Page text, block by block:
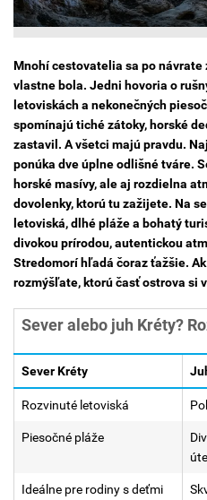
Mnohí cestovatelia sa po návrate
vlastne bola. Jedni hovoria o
letoviskách a nekonečných
spomínajú tiché zátoky, horské
zastavil. A všetci majú pravdu.
ponúka dve úplne odlišné tváre.
horské masívy, ale aj rozdielna
dovolenky, ktorú tu zažijete. Na
letoviská, dlhé pláže a bohatý
divokou prírodou, autentickou
Stredomorí hľadá čoraz ťažšie.
rozmýšľate, ktorú časť ostrova si
Sever alebo juh Kréty?
Sever Kréty
Rozvinuté letoviská
Piesočné pláže
Ideálne pre rodiny s deťmi